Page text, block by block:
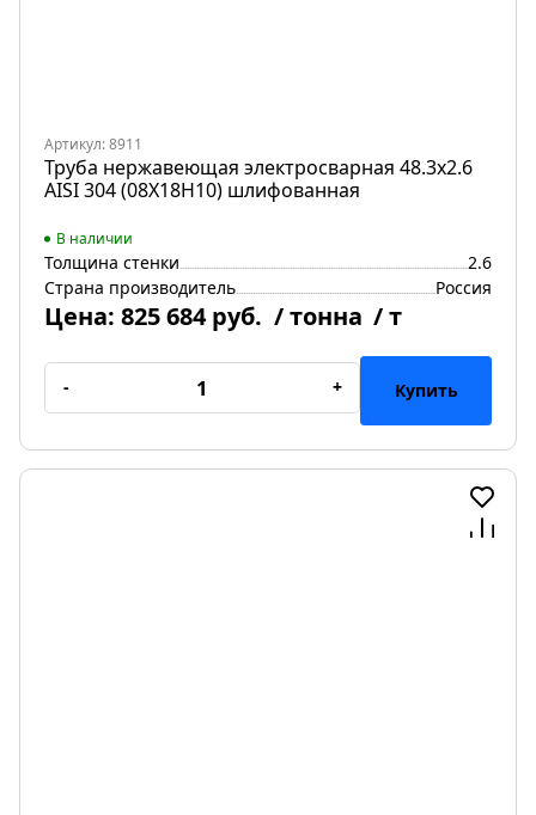
Артикул: 8911
Труба нержавеющая электросварная 48.3х2.6
AISI 304 (08Х18Н10) шлифованная
В наличии
Толщина стенки
2.6
Страна производитель
Россия
Цена: 825 684 руб. / тонна / т
- + Купить